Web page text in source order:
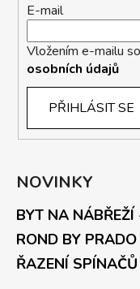
E-mail
Vložením e-mailu
osobních údajů
PŘIHLÁSIT SE
NOVINKY
BYT NA
ROND BY PRADO
ŘAZENÍ SPÍNAČŮ